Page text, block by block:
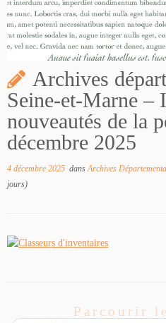
Archives
Seine-et-Marne –
nouveautés de la
décembre 2025
4 décembre 2025 dansArchives
jours)
Parcourir